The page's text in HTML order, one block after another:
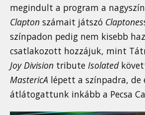
megindult a program a
Clapton számait játszó Claptones
színpadon pedig nem kisebb
csatlakozott hozzájuk, mint
Joy Division tribute Isolated
MastericA lépett a színpadra,
átlátogattunk inkább a Pecsa